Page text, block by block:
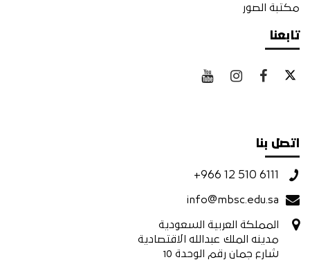
مكتبة الصور
تابعنا
اتصل بنا
+966 12 510 6111
info@mbsc.edu.sa
المملكة العربية السعودية
مدينه الملك عبدالله الاقتصادية
شارع جمان رقم الوحدة 10